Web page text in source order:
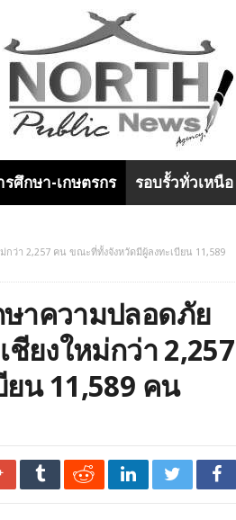
รศึกษา-เกษตรกร รอบรั้วทั่วเหนือ
กว่า 2,257 คน ขณะที่ทั้งจังหวัดมีผู้ลงทะเบียน 11,589
ษาความปลอดภัย
ชียงใหม่กว่า 2,257
น 11,589 คน